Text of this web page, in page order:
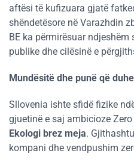
aftësi të kufizuara gjatë
shëndetësore në Varazhdin
BE ka përmirësuar ndjeshëm
publike dhe cilësinë e
Mundësitë dhe punë që
Sllovenia ishte sfidë fizike
gjuetinë e saj ambicioze
Ekologi brez meja.
kompani dhe vendpushim